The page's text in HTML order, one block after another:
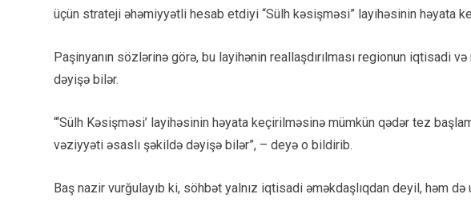
üçün strateji əhəmiyyətli hesab etdiyi “Sülh kəsişməsi” layihəsinin həyata
Paşinyanın sözlərinə görə, bu layihənin reallaşdırılması regionun iqtisadi
dəyişə bilər.
“‘Sülh Kəsişməsi’ layihəsinin həyata keçirilməsinə mümkün qədər tez
vəziyyəti əsaslı şəkildə dəyişə bilər”, – deyə o bildirib.
Baş nazir vurğulayıb ki, söhbət yalnız iqtisadi əməkdaşlıqdan deyil, həm